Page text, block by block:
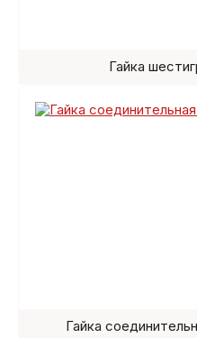
Гайка
Гайка